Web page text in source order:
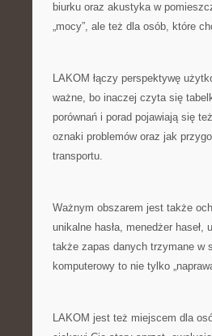
biurku oraz akustyka w
„mocy”, ale też dla osób, które
LAKOM łączy perspektywę
ważne, bo inaczej czyta się
porównań i porad pojawiają się
oznaki problemów oraz jak
transportu.
Ważnym obszarem jest także
unikalne hasła, menedżer
także zapas danych trzymane w
komputerowy to nie tylko
LAKOM jest też miejscem dla